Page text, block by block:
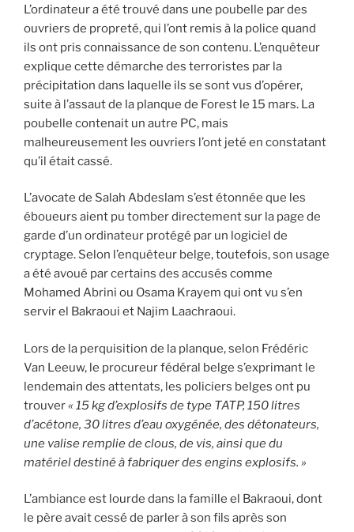
L’ordinateur a été trouvé dans une poubelle par des
ouvriers de propreté, qui l’ont remis à la police quand
ils ont pris connaissance de son contenu. L’enquêteur
explique cette démarche des terroristes par la
précipitation dans laquelle ils se sont vus d’opérer,
suite à l’assaut de la planque de Forest le 15 mars. La
poubelle contenait un autre PC, mais
malheureusement les ouvriers l’ont jeté en constatant
qu’il était cassé.
L’avocate de Salah Abdeslam s’est étonnée que les
éboueurs aient pu tomber directement sur la page de
garde d’un ordinateur protégé par un logiciel de
cryptage. Selon l’enquêteur belge, toutefois, son usage
a été avoué par certains des accusés comme
Mohamed Abrini ou Osama Krayem qui ont vu s’en
servir el Bakraoui et Najim Laachraoui.
Lors de la perquisition de la planque, selon Frédéric
Van Leeuw, le procureur fédéral belge s’exprimant le
lendemain des attentats, les policiers belges ont pu
trouver« 15 kg d’explosifs de type TATP, 150 litres
d’acétone, 30 litres d’eau oxygénée, des détonateurs,
une valise remplie de clous, de vis, ainsi que du
matériel destiné à fabriquer des engins explosifs. »
L’ambiance est lourde dans la famille el Bakraoui, dont
le père avait cessé de parler à son fils après son